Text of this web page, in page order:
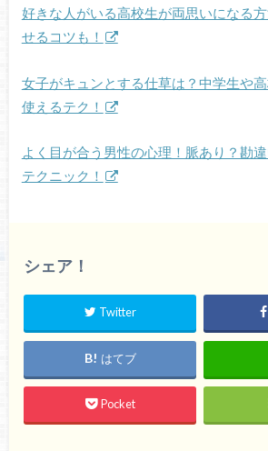
好きな人がいる高校生が両思いになる
せるコツも！
女子がキュンとする仕草は？中学生や
使えるテク！
よく目が合う男性の心理！脈あり？勘
テクニック！
シェア！
Twitter
はてブ
Pocket